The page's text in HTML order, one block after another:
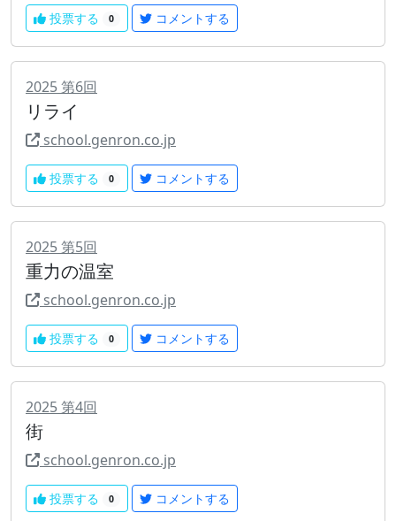
投票する 0 コメントする
2025第6回
リライ
school.genron.co.jp
投票する 0 コメントする
2025第5回
重力の温室
school.genron.co.jp
投票する 0 コメントする
2025第4回
街
school.genron.co.jp
投票する 0 コメントする